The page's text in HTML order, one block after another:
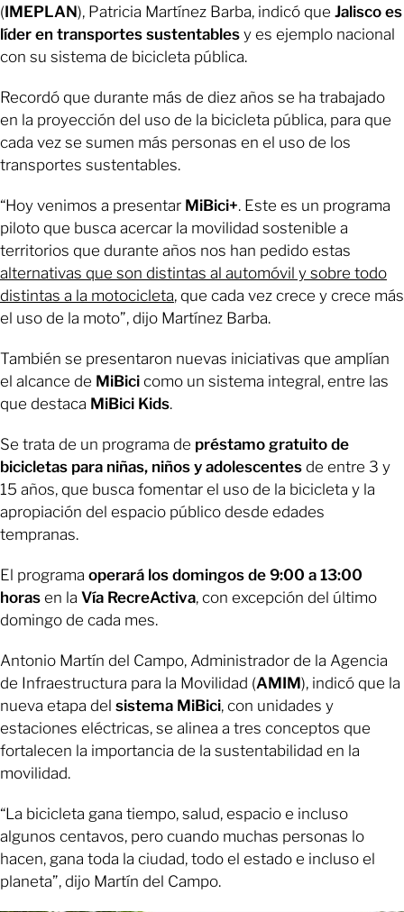
(IMEPLAN), Patricia Martínez Barba, indicó que Jalisco es
líder en transportes sustentables y es ejemplo nacional
con su sistema de bicicleta pública.
Recordó que durante más de diez años se ha trabajado
en la proyección del uso de la bicicleta pública, para que
cada vez se sumen más personas en el uso de los
transportes sustentables.
“Hoy venimos a presentar MiBici+. Este es un programa
piloto que busca acercar la movilidad sostenible a
territorios que durante años nos han pedido estas
alternativas que son distintas al automóvil y sobre todo
distintas a la motocicleta, que cada vez crece y crece más
el uso de la moto”, dijo Martínez Barba.
También se presentaron nuevas iniciativas que amplían
el alcance de MiBici como un sistema integral, entre las
que destaca MiBici Kids.
Se trata de un programa de préstamo gratuito de
bicicletas para niñas, niños y adolescentes de entre 3 y
15 años, que busca fomentar el uso de la bicicleta y la
apropiación del espacio público desde edades
tempranas.
El programa operará los domingos de 9:00 a 13:00
horas en la Vía RecreActiva, con excepción del último
domingo de cada mes.
Antonio Martín del Campo, Administrador de la Agencia
de Infraestructura para la Movilidad (AMIM), indicó que la
nueva etapa del sistema MiBici, con unidades y
estaciones eléctricas, se alinea a tres conceptos que
fortalecen la importancia de la sustentabilidad en la
movilidad.
“La bicicleta gana tiempo, salud, espacio e incluso
algunos centavos, pero cuando muchas personas lo
hacen, gana toda la ciudad, todo el estado e incluso el
planeta”, dijo Martín del Campo.